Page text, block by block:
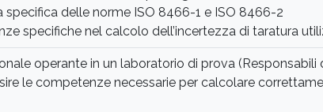
specifica delle norme ISO 8466-1 e ISO 8466-2
specifiche nel calcolo dell’incertezza di taratura
operante in un laboratorio di prova
le competenze necessarie per calcolare